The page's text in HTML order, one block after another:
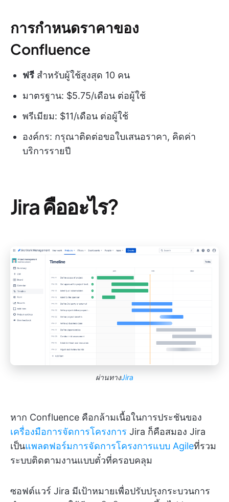
การกำหนดราคาของ
Confluence
ฟรี สำหรับผู้ใช้สูงสุด 10 คน
มาตรฐาน: $5.75/เดือน ต่อผู้ใช้
พรีเมียม: $11/เดือน ต่อผู้ใช้
องค์กร: กรุณาติดต่อขอใบเสนอราคา, คิดค่า
บริการรายปี
Jira คืออะไร?
ผ่านทางJira
หาก Confluence คือกล้ามเนื้อในการประชันของ
เครื่องมือการจัดการโครงการ Jira ก็คือสมอง Jira
เป็นแพลตฟอร์มการจัดการโครงการแบบ Agileที่รวม
ระบบติดตามงานแบบตั๋วที่ครอบคลุม
ซอฟต์แวร์ Jira มีเป้าหมายเพื่อปรับปรุงกระบวนการ